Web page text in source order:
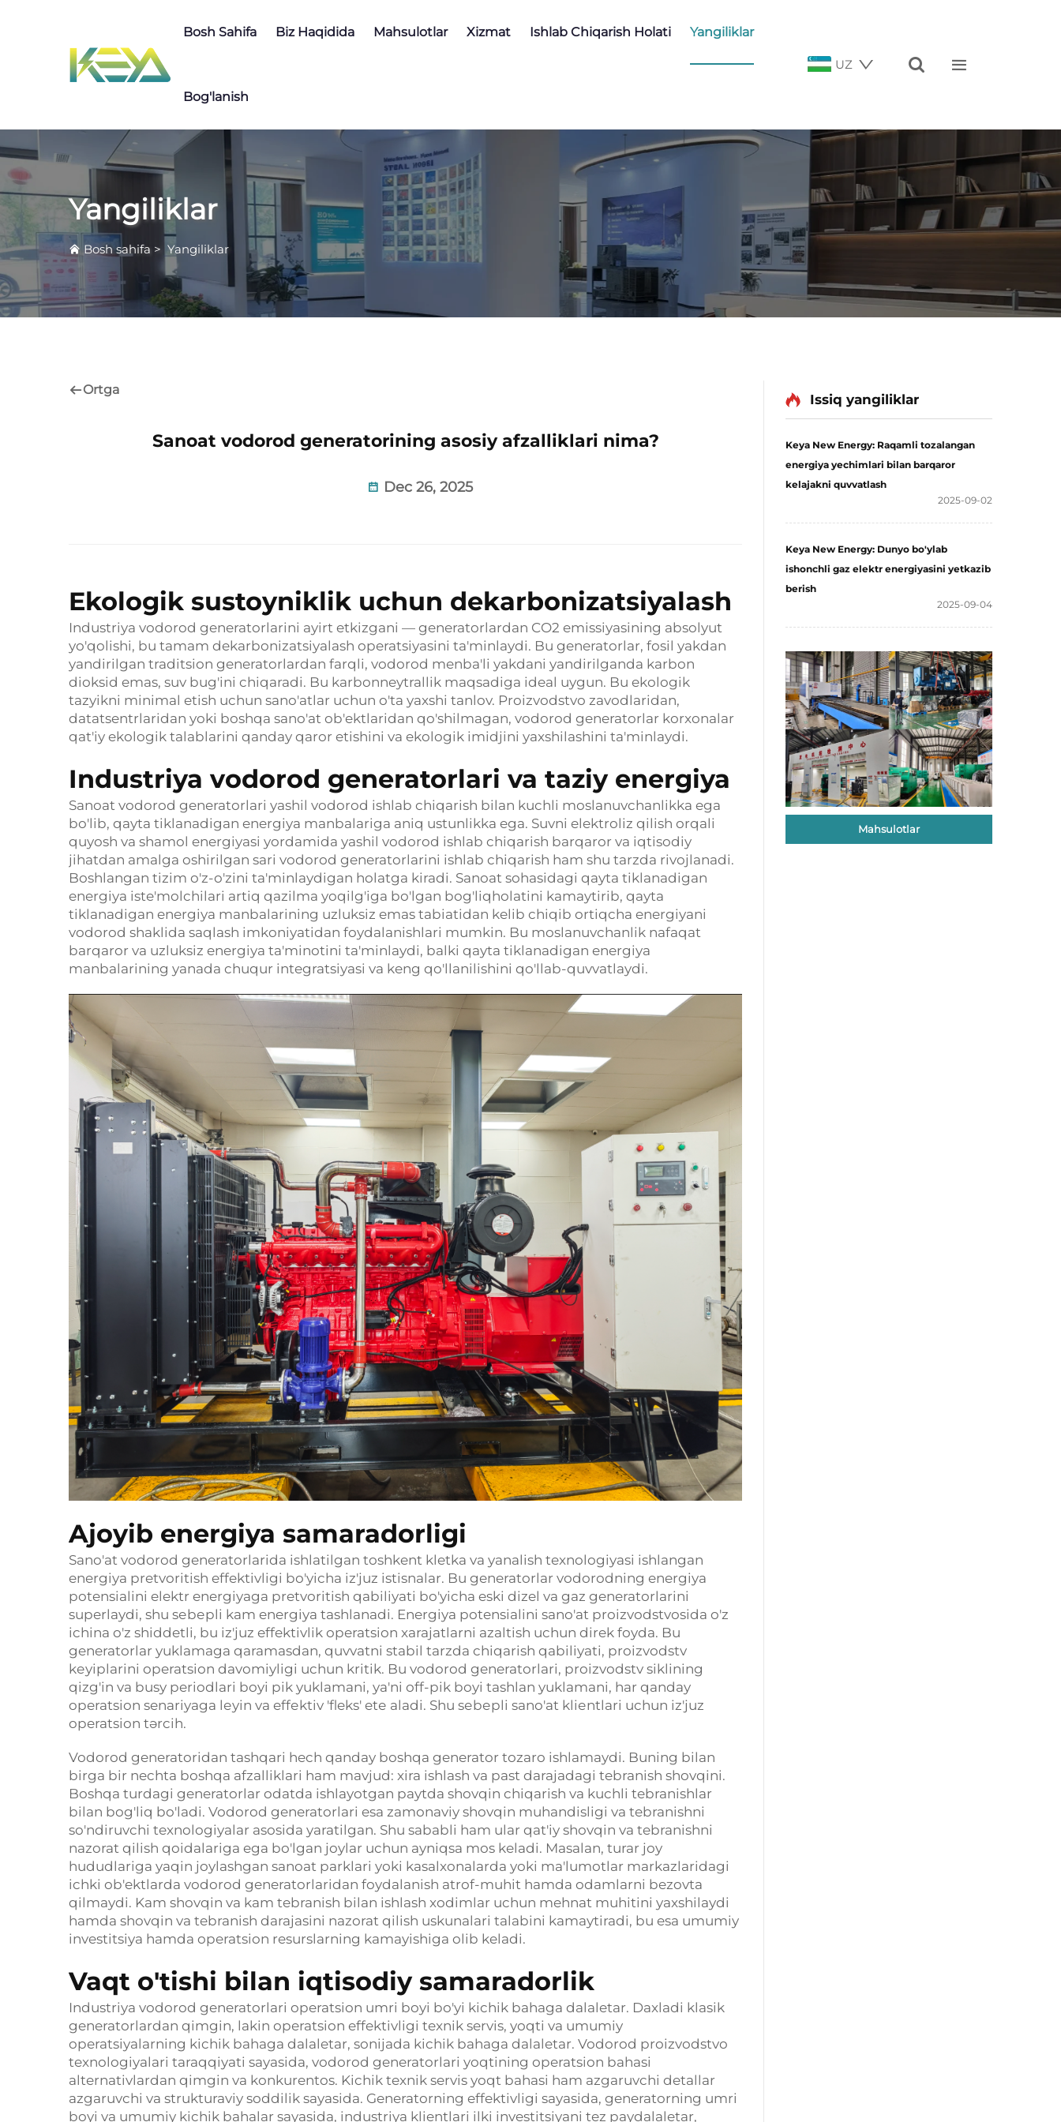
Bosh Sahifa Biz Haqidida Mahsulotlar Xizmat Ishlab Chiqarish Holati Yangiliklar
Bog'lanish
UZ  
Yangiliklar
Bosh sahifa > Yangiliklar
Ortga
Sanoat vodorod generatorining asosiy afzalliklari nima?
Dec 26, 2025
Ekologik sustoyniklik uchun dekarbonizatsiyalash
Industriya vodorod generatorlarini ayirt etkizgani — generatorlardan CO2 emissiyasining absolyut
yo'qolishi, bu tamam dekarbonizatsiyalash operatsiyasini ta'minlaydi. Bu generatorlar, fosil yakdan
yandirilgan traditsion generatorlardan farqli, vodorod menba'li yakdani yandirilganda karbon
dioksid emas, suv bug'ini chiqaradi. Bu karbonneytrallik maqsadiga ideal uygun. Bu ekologik
tazyikni minimal etish uchun sano'atlar uchun o'ta yaxshi tanlov. Proizvodstvo zavodlaridan,
datatsentrlaridan yoki boshqa sano'at ob'ektlaridan qo'shilmagan, vodorod generatorlar korxonalar
qat'iy ekologik talablarini qanday qaror etishini va ekologik imidjini yaxshilashini ta'minlaydi.
Industriya vodorod generatorlari va taziy energiya
Sanoat vodorod generatorlari yashil vodorod ishlab chiqarish bilan kuchli moslanuvchanlikka ega
bo'lib, qayta tiklanadigan energiya manbalariga aniq ustunlikka ega. Suvni elektroliz qilish orqali
quyosh va shamol energiyasi yordamida yashil vodorod ishlab chiqarish barqaror va iqtisodiy
jihatdan amalga oshirilgan sari vodorod generatorlarini ishlab chiqarish ham shu tarzda rivojlanadi.
Boshlangan tizim o'z-o'zini ta'minlaydigan holatga kiradi. Sanoat sohasidagi qayta tiklanadigan
energiya iste'molchilari artiq qazilma yoqilg'iga bo'lgan bog'liqholatini kamaytirib, qayta
tiklanadigan energiya manbalarining uzluksiz emas tabiatidan kelib chiqib ortiqcha energiyani
vodorod shaklida saqlash imkoniyatidan foydalanishlari mumkin. Bu moslanuvchanlik nafaqat
barqaror va uzluksiz energiya ta'minotini ta'minlaydi, balki qayta tiklanadigan energiya
manbalarining yanada chuqur integratsiyasi va keng qo'llanilishini qo'llab-quvvatlaydi.
Ajoyib energiya samaradorligi
Sano'at vodorod generatorlarida ishlatilgan toshkent kletka va yanalish texnologiyasi ishlangan
energiya pretvoritish effektivligi bo'yicha iz'juz istisnalar. Bu generatorlar vodorodning energiya
potensialini elektr energiyaga pretvoritish qabiliyati bo'yicha eski dizel va gaz generatorlarini
superlaydi, shu sеbеpli kam energiya tashlanadi. Energiya potensialini sano'at proizvodstvosida o'z
ichina o'z shiddetli, bu iz'juz effektivlik operatsion xarajatlarni azaltish uchun direk foyda. Bu
generatorlar yuklamaga qaramasdan, quvvatni stabil tarzda chiqarish qabiliyati, proizvodstv
kеyiplarini operatsion davomiyligi uchun kritik. Bu vodorod generatorlari, proizvodstv siklining
qizg'in va busy periodlari boyi pik yuklamani, ya'ni off-pik boyi tashlan yuklamani, har qanday
operatsion senariyaga lеyin va effеktiv 'fleks' etе aladi. Shu sеbеpli sano'at kliеntlari uchun iz'juz
operatsion tərcih.
Vodorod generatoridan tashqari hech qanday boshqa generator tozaro ishlamaydi. Buning bilan
birga bir nechta boshqa afzalliklari ham mavjud: xira ishlash va past darajadagi tebranish shovqini.
Boshqa turdagi generatorlar odatda ishlayotgan paytda shovqin chiqarish va kuchli tebranishlar
bilan bog'liq bo'ladi. Vodorod generatorlari esa zamonaviy shovqin muhandisligi va tebranishni
so'ndiruvchi texnologiyalar asosida yaratilgan. Shu sababli ham ular qat'iy shovqin va tebranishni
nazorat qilish qoidalariga ega bo'lgan joylar uchun ayniqsa mos keladi. Masalan, turar joy
hududlariga yaqin joylashgan sanoat parklari yoki kasalxonalarda yoki ma'lumotlar markazlaridagi
ichki ob'ektlarda vodorod generatorlaridan foydalanish atrof-muhit hamda odamlarni bezovta
qilmaydi. Kam shovqin va kam tebranish bilan ishlash xodimlar uchun mehnat muhitini yaxshilaydi
hamda shovqin va tebranish darajasini nazorat qilish uskunalari talabini kamaytiradi, bu esa umumiy
investitsiya hamda operatsion resurslarning kamayishiga olib keladi.
Vaqt o'tishi bilan iqtisodiy samaradorlik
Industriya vodorod generatorlari operatsion umri boyi bo'yi kichik bahaga dalaletar. Daxladi klasik
generatorlardan qimgin, lakin operatsion effektivligi texnik servis, yoqti va umumiy
operatsiyalarning kichik bahaga dalaletar, sonijada kichik bahaga dalaletar. Vodorod proizvodstvo
texnologiyalari taraqqiyati sayasida, vodorod generatorlari yoqtining operatsion bahasi
alternativlardan qimgin va konkurentos. Kichik texnik servis yoqt bahasi ham azgaruvchi detallar
azgaruvchi va strukturaviy soddilik sayasida. Generatorning effektivligi sayasida, generatorning umri
boyi va umumiy kichik bahalar sayasida, industriya klientlari ilki investitsiyani tez paydalaletar,
Issiq yangiliklar
Keya New Energy: Raqamli tozalangan
energiya yechimlari bilan barqaror
kelajakni quvvatlash
2025-09-02
Keya New Energy: Dunyo bo'ylab
ishonchli gaz elektr energiyasini yetkazib
berish
2025-09-04
Mahsulotlar